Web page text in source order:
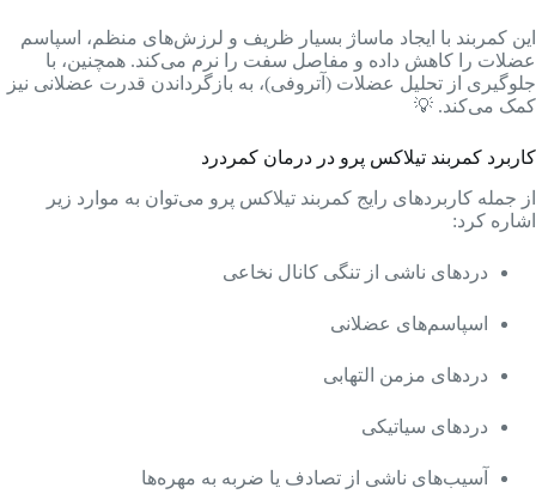
این کمربند با ایجاد ماساژ بسیار ظریف و لرزش‌های منظم، اسپاسم
عضلات را کاهش داده و مفاصل سفت را نرم می‌کند. همچنین، با
جلوگیری از تحلیل عضلات (آتروفی)، به بازگرداندن قدرت عضلانی نیز
کمک می‌کند. 💡
کاربرد کمربند تیلاکس پرو در درمان کمردرد
از جمله کاربردهای رایج کمربند تیلاکس پرو می‌توان به موارد زیر
اشاره کرد:
دردهای ناشی از تنگی کانال نخاعی
اسپاسم‌های عضلانی
دردهای مزمن التهابی
دردهای سیاتیکی
آسیب‌های ناشی از تصادف یا ضربه به مهره‌ها